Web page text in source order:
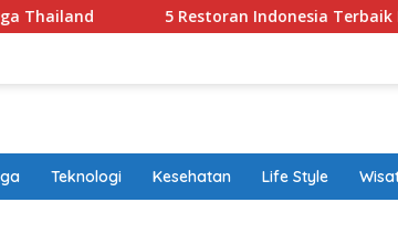
5 Restoran Indonesia Terbaik Hingga
Teknologi Kesehatan Life Style